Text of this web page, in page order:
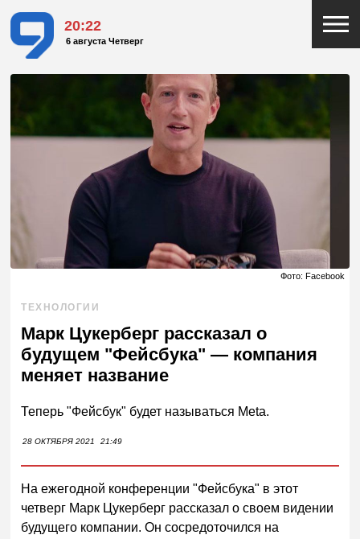
20:22
6 августа Четверг
Фото: Facebook
ТЕХНОЛОГИИ
Марк Цукерберг рассказал о
будущем "Фейсбука" — компания
меняет название
Теперь "Фейсбук" будет называться Meta.
28 ОКТЯБРЯ 2021 21:49
На ежегодной конференции "Фейсбука" в этот
четверг Марк Цукерберг рассказал о своем видении
будущего компании. Он сосредоточился на